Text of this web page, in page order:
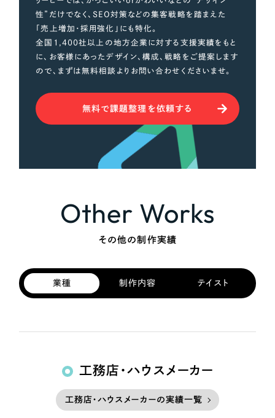
性”だけでなく、SEO対策などの集客戦略を踏まえた
「売上増加・採用強化」にも特化。
全国1,400社以上の地方企業に対する支援実績をもと
に、お客様にあったデザイン、構成、戦略をご提案します
ので、まずは無料相談よりお問い合わせくださいませ。
無料で課題整理を依頼する
Other Works
その他の制作実績
業種 制作内容 テイスト
工務店・ハウスメーカー
工務店・ハウスメーカーの実績一覧